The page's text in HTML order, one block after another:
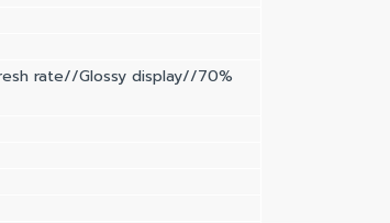
rate//Glossy display//70%